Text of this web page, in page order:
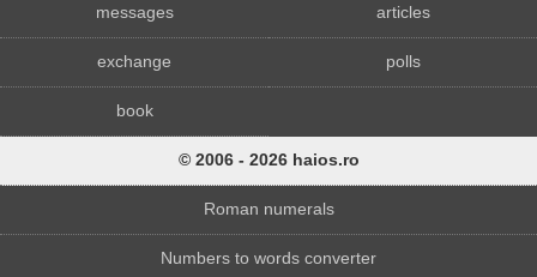
messages articles
exchange polls
book
© 2006 - 2026 haios.ro
Roman numerals
Numbers to words converter